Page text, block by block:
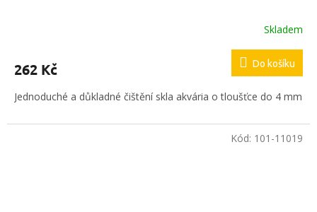
Skladem
262 Kč Do košíku
Jednoduché a důkladné čištění skla akvária o tloušťce do 4 mm
Kód: 101-11019